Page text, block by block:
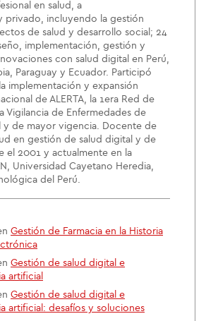
en salud, a
privado, incluyendo la gestión
de salud y desarrollo social; 24
implementación, gestión y
con salud digital en Perú,
Paraguay y Ecuador. Participó
implementación y expansión
de ALERTA, la 1era Red de
Vigilancia de Enfermedades de
y de mayor vigencia. Docente de
en gestión de salud digital y de
el 2001 y actualmente en la
Universidad Cayetano Heredia,
del Perú.
Gestión de Farmacia en la Historia
Gestión de salud digital e
artificial
Gestión de salud digital e
artificial: desafíos y soluciones